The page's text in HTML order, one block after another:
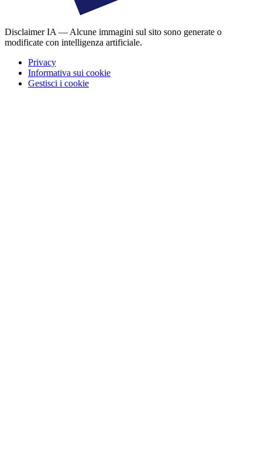
Disclaimer IA — Alcune immagini sul sito sono generate o
modificate con intelligenza artificiale.
Privacy
Informativa sui cookie
Gestisci i cookie